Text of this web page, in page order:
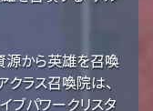
源から英雄を召喚
ラス召喚院は、
ブパワークリスタ